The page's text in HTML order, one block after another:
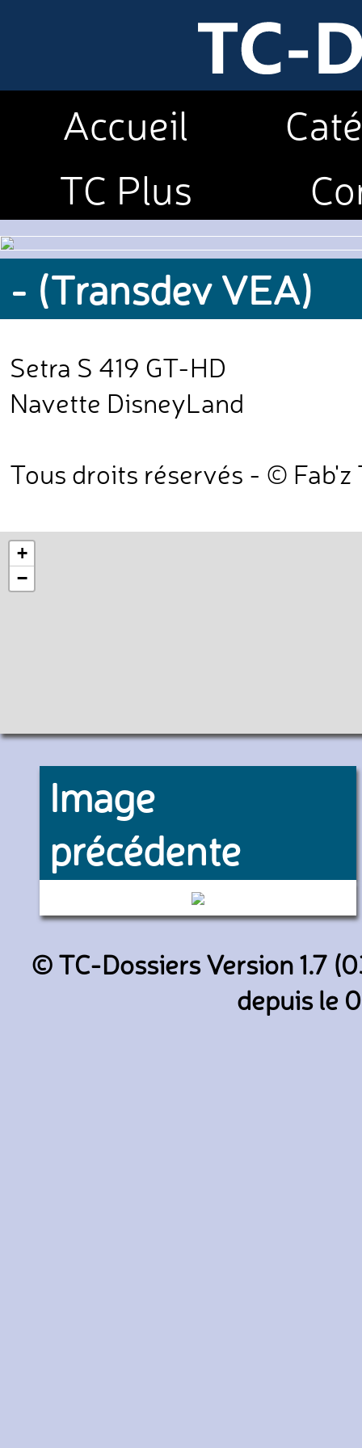
Accueil
TC Plus
- (Transdev VEA)
Setra S 419 GT-HD
Navette DisneyLand
Tous droits réservés - © Fab'z
+
−
Image
précédente
- (SAVAC)
© TC-Dossiers Version 1.7
depuis le